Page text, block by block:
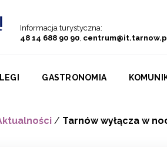
Informacja turystyczna:
48 14 688 90 90,
GASTRONOMIA
/ Tarnów wyłącza w